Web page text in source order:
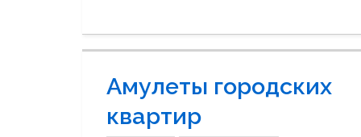
р
о
л
н
Амулеты городских
квартир